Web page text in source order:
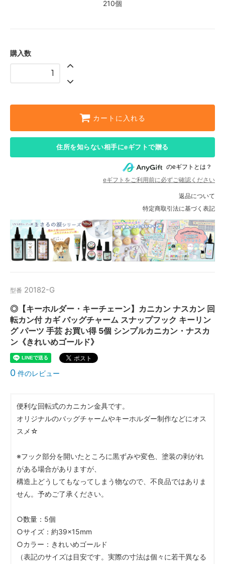
210個
購入数
カートに入れる
住所を知らない相手にeギフトで贈る
のeギフトとは？
eギフトをご利用前に必ずご確認ください
返品について
特定商取引法に基づく表記
型番 20182-G
◎【キーホルダー・キーチェーン】カニカン ナスカン 回
転カン付 カギ バッグチャーム スナップフック キーリン
グ パーツ 手芸 お買い得 5個 シンプルカニカン・ナスカ
ン《きれいめゴールド》
0 件のレビュー
便利な回転式のカニカン金具です。
オリジナルのバッグチャームやキーホルダー制作などにオス
スメ☆
※フック部分を開いたところに黒ずみや変色、塗装の剥がれ
がある場合がありますが、
構造上どうしてもなってしまう物なので、不良品ではありま
せん。予めご了承ください。
○数量：5個
○サイズ：約39×15mm
○カラー：きれいめゴールド
（表記のサイズは目安です。実際の寸法は個々に若干異なる